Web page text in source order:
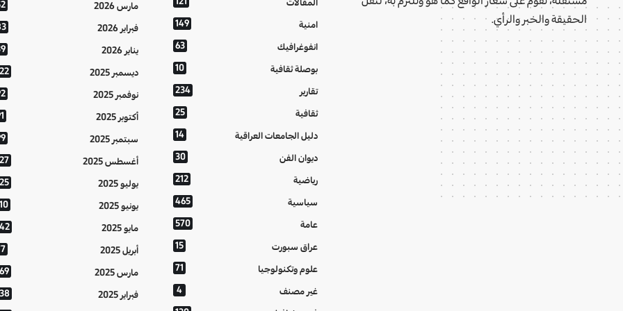
الحقيقة والخبر والرأي.
امنية 149
انفوغرافيك 63
بوصلة ثقافية 10
تقارير 234
ثقافية 25
دليل الجامعات العراقية 14
ديوان الفن 30
رياضية 212
سياسية 465
عامة 570
عراق سبورت 15
علوم وتكنولوجيا 71
غير مصنف 4
مارس 2026
فبراير 2026
يناير 2026
ديسمبر 2025
نوفمبر 2025
أكتوبر 2025
سبتمبر 2025
أغسطس 2025
يوليو 2025
يونيو 2025
مايو 2025
أبريل 2025
مارس 2025
فبراير 2025